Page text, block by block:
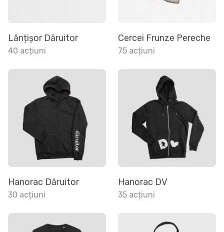
Lănțișor Dăruitor
40 acțiuni
Cercei Frunze Pereche
75 acțiuni
Hanorac Dăruitor
30 acțiuni
Hanorac DV
35 acțiuni